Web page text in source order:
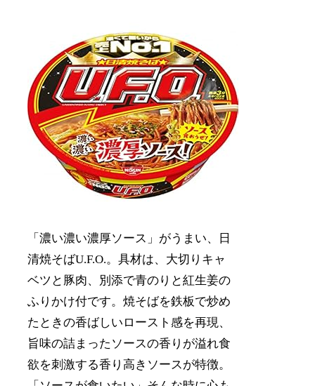
「濃い濃い濃厚ソース」がうまい、日
清焼そばU.F.O.。具材は、大切りキャ
ベツと豚肉、別添で青のりと紅生姜の
ふりかけ付です。焼そばを鉄板で炒め
たときの香ばしいロースト感を再現、
旨味の詰まったソースの香りが溢れ食
欲を刺激する香り高きソースが特徴。